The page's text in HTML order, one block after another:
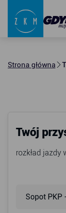
Strona główna
Twój
rozkład jazdy